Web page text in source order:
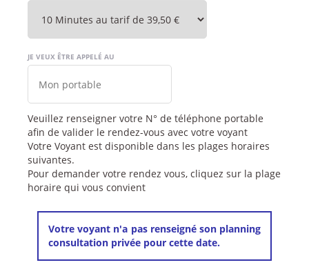
JE VEUX ÊTRE APPELÉ AU
Veuillez renseigner votre N° de téléphone portable
afin de valider le rendez-vous avec votre voyant
Votre Voyant est disponible dans les plages horaires
suivantes.
Pour demander votre rendez vous, cliquez sur la plage
horaire qui vous convient
Votre voyant n'a pas renseigné son planning
consultation privée pour cette date.